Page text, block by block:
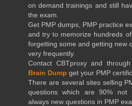
on demand trainings and still
the exam.
Get PMP dumps, PMP practice
and try to memorize hundreds
forgetting some and getting new
very frequently.
Contact CBTproxy and
Brain Dump get your PMP
There are several sites selling
questions which are 90% not
always new questions in PMP